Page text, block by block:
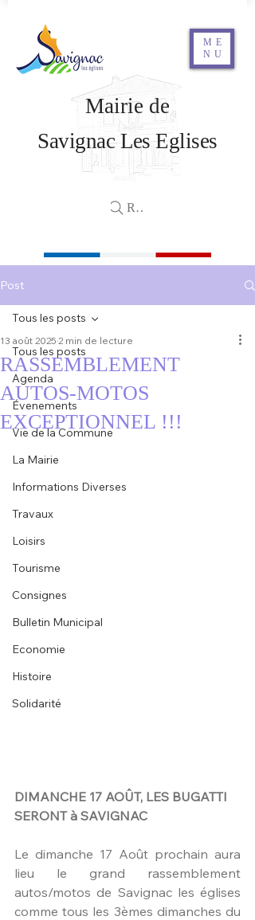
ME
NU
Savignac Les Eglises
Mairie de
Rechercher
Post
Tous les posts
Agenda
Évenements
Vie de la Commune
La Mairie
Informations Diverses
Travaux
Loisirs
Tourisme
Consignes
Bulletin Municipal
Economie
Histoire
Solidarité
Tous les posts
RASSEMBLEMENT
AUTOS-MOTOS
EXCEPTIONNEL !!!
13 août 2025 2 min de lecture
DIMANCHE 17 AOÛT, LES BUGATTI
SERONT à SAVIGNAC
Le dimanche 17 Août prochain aura
lieu le grand rassemblement
autos/motos de Savignac les églises
comme tous les 3èmes dimanches du